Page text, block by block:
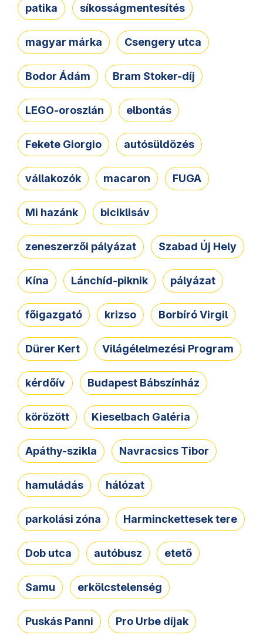
patika síkosságmentesítés
magyar márka Csengery utca
Bodor Ádám Bram Stoker-díj
LEGO-oroszlán elbontás
Fekete Giorgio autósüldözés
vállakozók macaron FUGA
Mi hazánk biciklisáv
zeneszerzői pályázat Szabad Új Hely
Kína Lánchíd-piknik pályázat
főigazgató krizso Borbíró Virgil
Dürer Kert Világélelmezési Program
kérdőív Budapest Bábszínház
körözött Kieselbach Galéria
Apáthy-szikla Navracsics Tibor
hamuládás hálózat
parkolási zóna Harminckettesek tere
Dob utca autóbusz etető
Samu erkölcstelenség
Puskás Panni Pro Urbe díjak